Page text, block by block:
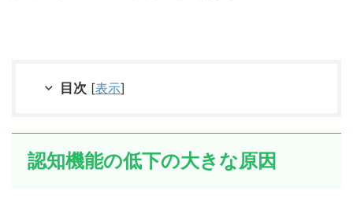
目次 [表示]
認知機能の低下の大きな原因